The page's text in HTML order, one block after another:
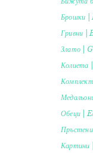
Брошки |
Гривни |
Злато |
Колиета
Обеци |